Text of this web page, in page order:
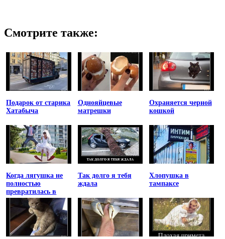
Смотрите также:
Подарок от старика
Хатабыча
Однояйцевые
матрешки
Охраняется черной
кошкой
Когда лягушка не
полностью
превратилась в
принцессу
Так долго я тебя
ждала
Хлопушка в
тампаксе